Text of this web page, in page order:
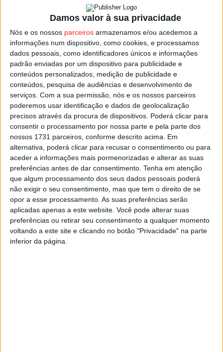
Damos valor à sua privacidade
Nós e os nossos parceiros armazenamos e/ou acedemos a
informações num dispositivo, como cookies, e processamos
dados pessoais, como identificadores únicos e informações
padrão enviadas por um dispositivo para publicidade e
conteúdos personalizados, medição de publicidade e
conteúdos, pesquisa de audiências e desenvolvimento de
serviços. Com a sua permissão, nós e os nossos parceiros
poderemos usar identificação e dados de geolocalização
precisos através da procura de dispositivos. Poderá clicar para
consentir o processamento por nossa parte e pela parte dos
nossos 1731 parceiros, conforme descrito acima. Em
alternativa, poderá clicar para recusar o consentimento ou para
aceder a informações mais pormenorizadas e alterar as suas
preferências antes de dar consentimento. Tenha em atenção
que algum processamento dos seus dados pessoais poderá
não exigir o seu consentimento, mas que tem o direito de se
opor a esse processamento. As suas preferências serão
aplicadas apenas a este website. Você pode alterar suas
preferências ou retirar seu consentimento a qualquer momento
voltando a este site e clicando no botão "Privacidade" na parte
inferior da página.
destacando-se uma atuação de Augusto Canário
O programa inclui pela manhã a primeira edição do Trail
Maçã Bravo de Esmolfe onde os participantes poderão
optar por uma caminhada de 9 km, um trail curto de 12
km ou o trail longo de 18 km.
Destaque ainda para o VI concurso ‘Delicia de Maçã
Bravo de Esmolfe’ marcado para as 14:30.
Esta e outras notícias para ouvir na Estação Diária – 96.8
FM ou em www.968.fm
Pub
TAGS Feira da Maça Penalva do Castelo